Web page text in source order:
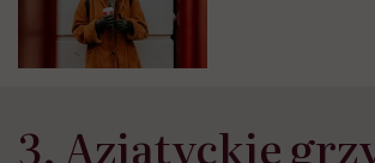
3. Azjatyckie